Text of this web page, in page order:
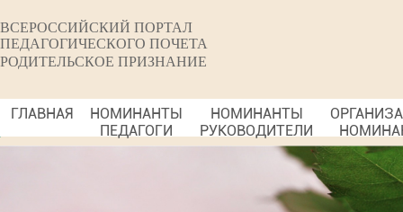
ВСЕРОССИЙСКИЙ ПОРТАЛ
ПЕДАГОГИЧЕСКОГО ПОЧЕТА
РОДИТЕЛЬСКОЕ ПРИЗНАНИЕ
ГЛАВНАЯ
НОМИНАНТЫ
ПЕДАГОГИ
НОМИНАНТЫ
РУКОВОДИТЕЛИ